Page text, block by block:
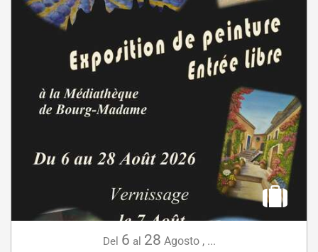
Del 6 al 28 Agosto, ...